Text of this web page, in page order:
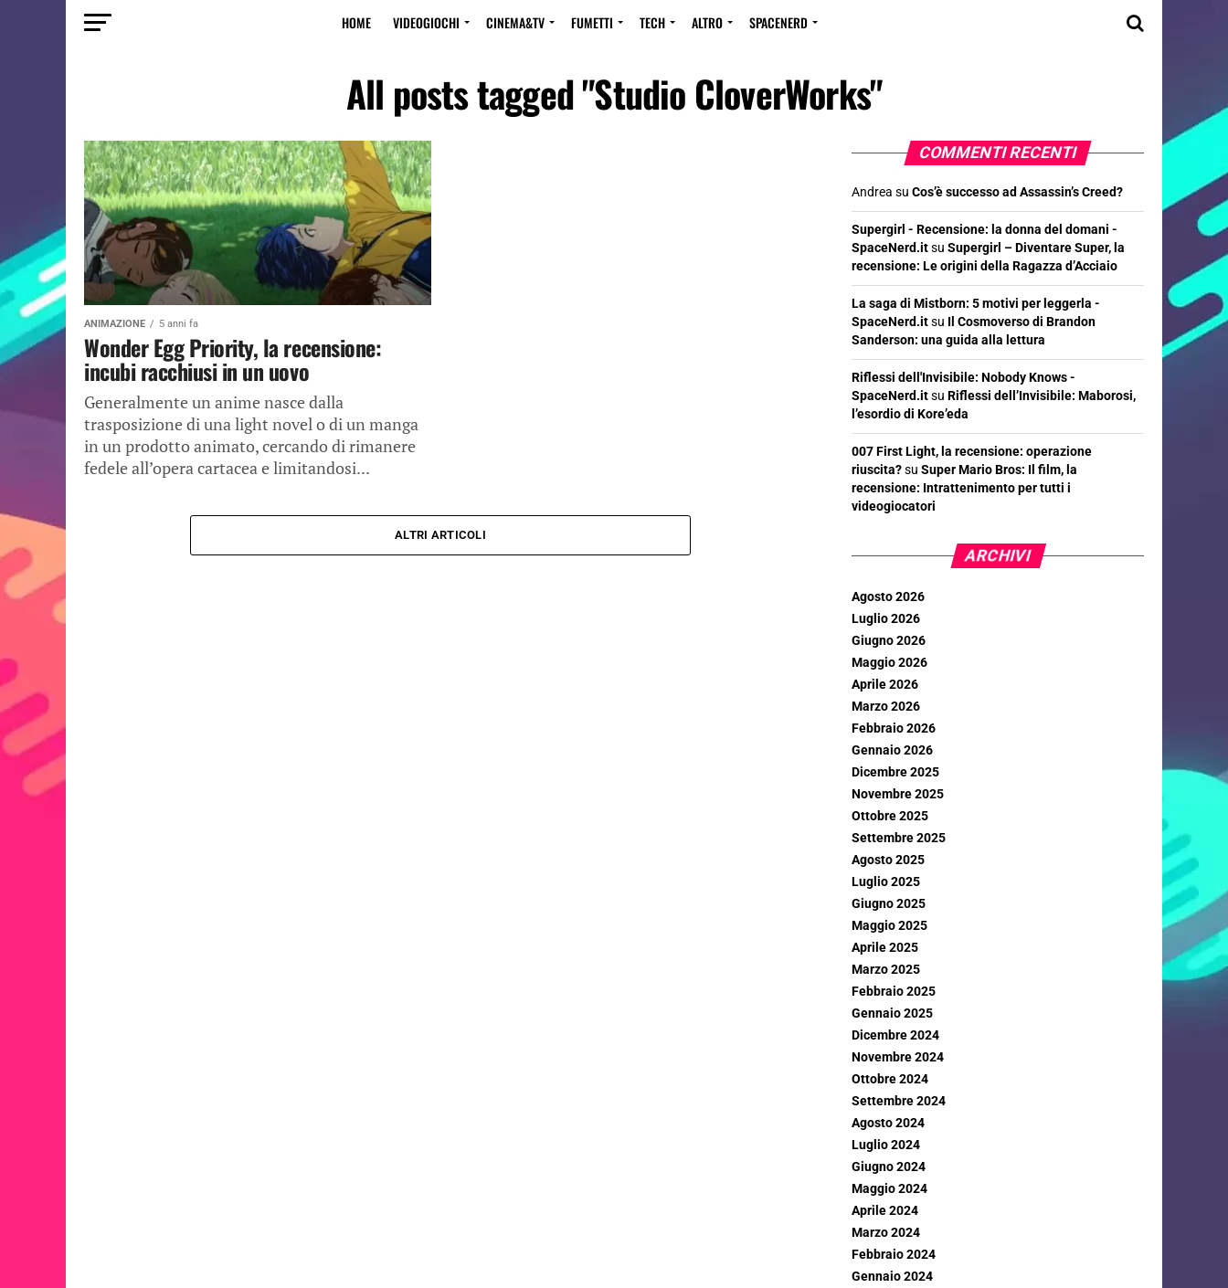
HOME VIDEOGIOCHI CINEMA&TV FUMETTI TECH ALTRO SPACENERD
All posts tagged "Studio CloverWorks"
ANIMAZIONE 5 anni fa
Wonder Egg Priority, la recensione:
incubi racchiusi in un uovo
Generalmente un anime nasce dalla
trasposizione di una light novel o di un manga
in un prodotto animato, cercando di rimanere
fedele all’opera cartacea e limitandosi...
ALTRI ARTICOLI
COMMENTI RECENTI
Andrea su Cos’è successo ad Assassin’s Creed?
Supergirl - Recensione: la donna del domani -
SpaceNerd.itsu Supergirl – Diventare Super, la
recensione: Le origini della Ragazza d’Acciaio
La saga di Mistborn: 5 motivi per leggerla -
SpaceNerd.itsu Il Cosmoverso di Brandon
Sanderson: una guida alla lettura
Riflessi dell'Invisibile: Nobody Knows -
SpaceNerd.itsu Riflessi dell’Invisibile: Maborosi,
l’esordio di Kore’eda
007 First Light, la recensione: operazione
riuscita?su Super Mario Bros: Il film, la
recensione: Intrattenimento per tutti i
videogiocatori
ARCHIVI
Agosto 2026
Luglio 2026
Giugno 2026
Maggio 2026
Aprile 2026
Marzo 2026
Febbraio 2026
Gennaio 2026
Dicembre 2025
Novembre 2025
Ottobre 2025
Settembre 2025
Agosto 2025
Luglio 2025
Giugno 2025
Maggio 2025
Aprile 2025
Marzo 2025
Febbraio 2025
Gennaio 2025
Dicembre 2024
Novembre 2024
Ottobre 2024
Settembre 2024
Agosto 2024
Luglio 2024
Giugno 2024
Maggio 2024
Aprile 2024
Marzo 2024
Febbraio 2024
Gennaio 2024